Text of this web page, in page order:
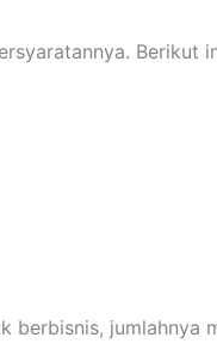
Berikut
berbisnis, jumlahnya